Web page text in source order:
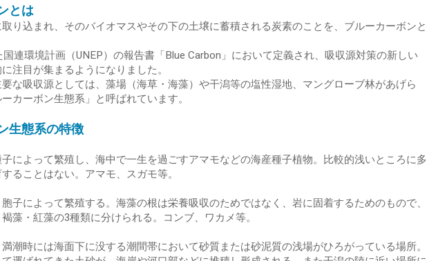
とは
り込まれ、そのバイオマスやその下の土壌に蓄積される炭素のことを、ブルーカーボンと
連環境計画（UNEP）の報告書「Blue Carbon」において定義され、吸収源対策の新しい
注目が集まるようになりました。
な吸収源としては、藻場（海草・海藻）や干潟等の塩性湿地、マングローブ林があげら
カーボン生態系」と呼ばれています。
生態系の特徴
によって繁殖し、海中で一生を過ごすアマモなどの海産種子植物。比較的浅いところに多
ることはない。アマモ、スガモ等。
子によって繁殖する。海藻の根は栄養吸収のためではなく、岩に固着するためのもので、
藻・紅藻の3種類に分けられる。コンブ、ワカメ等。
潮時には海面下に没する潮間帯において砂質または砂泥質の浅場がひろがっている場所。